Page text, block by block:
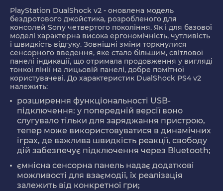
PlayStation DualShock v2 - оновлена модель
бездротового джойстика, розробленого для
консолей Sony четвертого покоління. Як і для базової
моделі характерна висока ергономічність, чутливість
і швидкість відгуку. Зовнішні зміни торкнулися
сенсорного введення, яке стало більшим, світлової
панелі індикації, що отримала продовження у вигляді
тонкої лінії на лицьовій панелі, добре помітної
користувачеві. До характеристик DualShock PS4 v2
належить:
розширення функціональності USB-
підключення: у попередній версії воно
слугувало тільки для заряджання пристрою,
тепер може використовуватися в динамічних
іграх, де важлива швидкість реакції, свободу
дій забезпечує підключення через Bluetooth;
ємнісна сенсорна панель надає додаткові
можливості для взаємодії, їх реалізація
залежить від конкретної гри;